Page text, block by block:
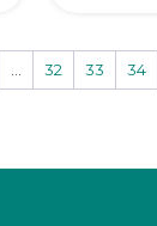
32 33 34